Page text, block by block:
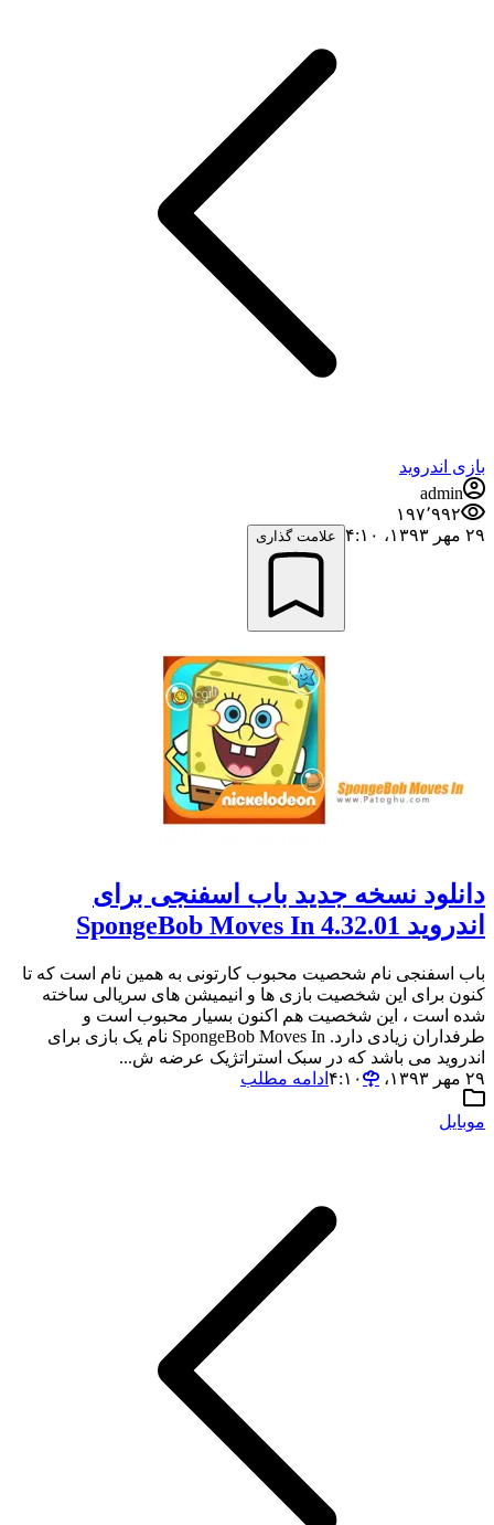
بازی اندروید
admin
۱۹۷٬۹۹۲
۲۹ مهر ۱۳۹۳،‏ ۴:۱۰
علامت گذاری
دانلود نسخه جدید باب اسفنجی برای
اندروید SpongeBob Moves In 4.32.01
باب اسفنجی نام شحصیت محبوب کارتونی به همین نام است که تا
کنون برای این شخصیت بازی ها و انیمیشن های سریالی ساخته
شده است ، این شخصیت هم اکنون بسیار محبوب است و
طرفداران زیادی دارد. SpongeBob Moves In نام یک بازی برای
اندروید می باشد که در سبک استراتژیک عرضه ش...
۲۹ مهر ۱۳۹۳،‏ ۴:۱۰
ادامه مطلب
موبایل